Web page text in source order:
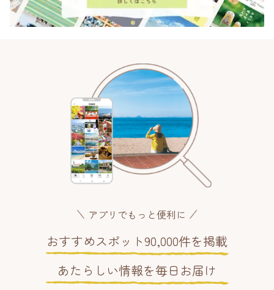
アプリでもっと便利に
おすすめスポット90,000件を掲載
あたらしい情報を毎日お届け